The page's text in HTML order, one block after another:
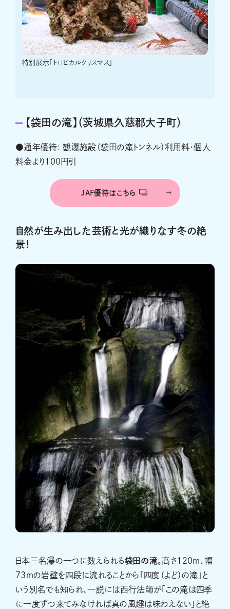
特別展示「トロピカルクリスマス」
【袋田の滝】（茨城県久慈郡大子町）
●通年優待: 観瀑施設（袋田の滝トンネル）利用料・個人
料金より100円引
JAF優待はこちら
自然が生み出した芸術と光が織りなす冬の絶
景！
日本三名瀑の一つに数えられる袋田の滝。高さ120ｍ、幅
73ｍの岩壁を四段に流れることから「四度（よど）の滝」と
いう別名でも知られ、一説には西行法師が「この滝は四季
に一度ずつ来てみなければ真の風趣は味わえない」と絶